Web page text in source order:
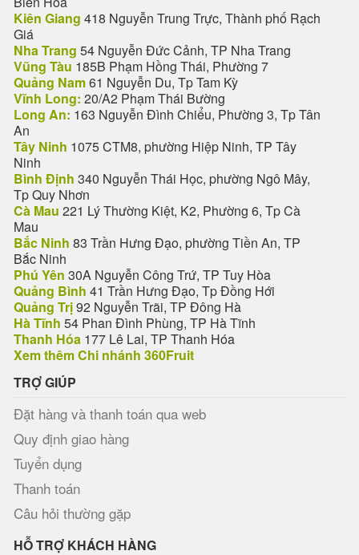
Kiên Giang 418 Nguyễn Trung Trực, Thành phố Rạch
Giá
Nha Trang 54 Nguyễn Đức Cảnh, TP Nha Trang
Vũng Tàu 185B Phạm Hồng Thái, Phường 7
Quảng Nam61 Nguyễn Du, Tp Tam Kỳ
Vĩnh Long: 20/A2 Phạm Thái Bường
Long An: 163 Nguyễn Đình Chiểu, Phường 3, Tp Tân
An
Tây Ninh 1075 CTM8, phường Hiệp Ninh, TP Tây
Ninh
Bình Định 340 Nguyễn Thái Học, phường Ngô Mây,
Tp Quy Nhơn
Cà Mau 221 Lý Thường Kiệt, K2, Phường 6, Tp Cà
Mau
Bắc Ninh 83 Trần Hưng Đạo, phường Tiền An, TP
Bắc Ninh
Phú Yên 30A Nguyễn Công Trứ, TP Tuy Hòa
Quảng Bình 41 Trần Hưng Đạo, Tp Đồng Hới
Quảng Trị92 Nguyễn Trãi, TP Đông Hà
Hà Tĩnh 54 Phan Đình Phùng, TP Hà Tĩnh
Thanh Hóa 177 Lê Lai, TP Thanh Hóa
Xem thêm Chi nhánh 360Fruit
TRỢ GIÚP
Đặt hàng và thanh toán qua web
Quy định giao hàng
Tuyển dụng
Thanh toán
Câu hỏi thường gặp
HỖ TRỢ KHÁCH HÀNG